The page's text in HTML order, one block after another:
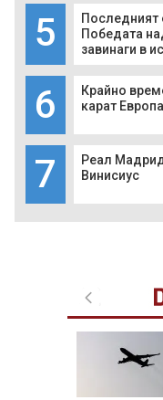
5
Последният
Победата
завинаги в
6
Крайно
карат
7
Реал
Винисиус